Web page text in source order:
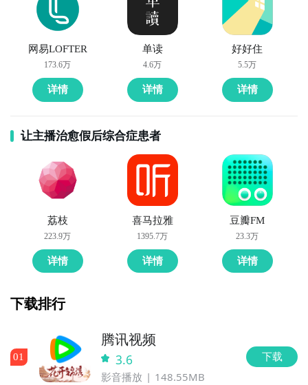
网易LOFTER
173.6万
详情
单读
4.6万
详情
好好住
5.5万
详情
让主播治愈假后综合症患者
荔枝
223.9万
详情
喜马拉雅
1395.7万
详情
豆瓣FM
23.3万
详情
下载排行
01
腾讯视频
3.6
影音播放 148.55MB
下载